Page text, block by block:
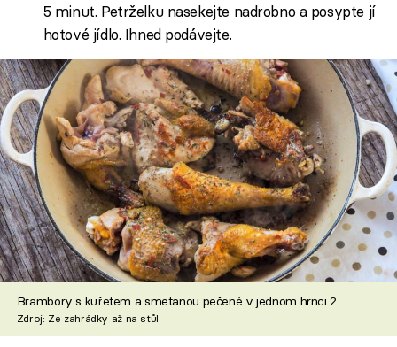
5 minut. Petrželku nasekejte nadrobno a posypte jí
hotové jídlo. Ihned podávejte.
Brambory s kuřetem a smetanou pečené v jednom hrnci 2
Zdroj: Ze zahrádky až na stůl